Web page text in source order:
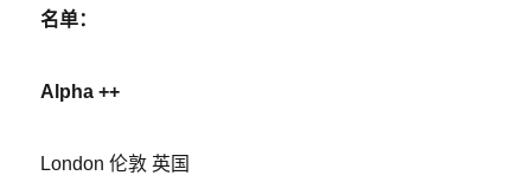
名单：
Alpha ++
London 伦敦 英国